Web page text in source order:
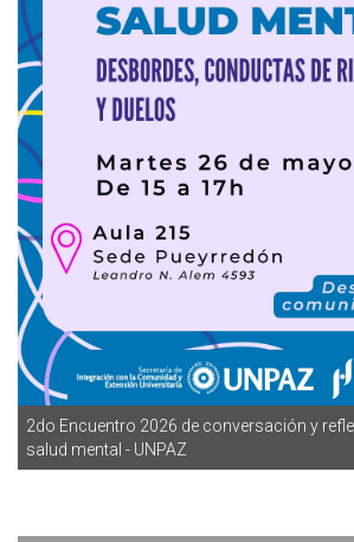
2do Encuentro 2026 de conversación y
salud mental - UNPAZ